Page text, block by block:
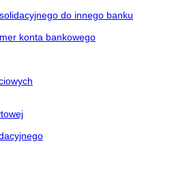
do innego banku
konta bankowego